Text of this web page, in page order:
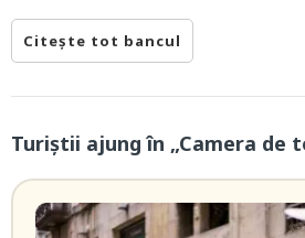
Citește tot bancul
Turiștii ajung în „Camera de